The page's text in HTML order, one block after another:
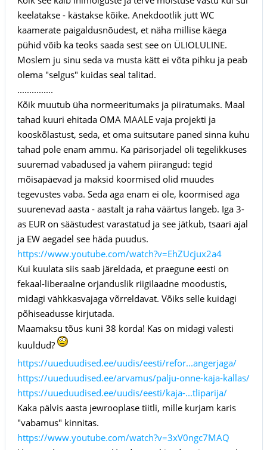
keelatakse - kästakse kõike. Anekdootlik jutt WC
kaamerate paigaldusnõudest, et näha millise käega
pühid võib ka teoks saada sest see on ÜLIOLULINE.
Moslem ju sinu seda va musta kätt ei võta pihku ja peab
olema "selgus" kuidas seal talitad.
...............
Kõik muutub üha normeeritumaks ja piiratumaks. Maal
tahad kuuri ehitada OMA MAALE vaja projekti ja
kooskõlastust, seda, et oma suitsutare paned sinna kuhu
tahad pole enam ammu. Ka pärisorjadel oli tegelikkuses
suuremad vabadused ja vähem piirangud: tegid
mõisapäevad ja maksid koormised olid muudes
tegevustes vaba. Seda aga enam ei ole, koormised aga
suurenevad aasta - aastalt ja raha väärtus langeb. Iga 3-
as EUR on säästudest varastatud ja see jätkub, tsaari ajal
ja EW aegadel see häda puudus.
https://www.youtube.com/watch?v=EhZUcjux2a4
Kui kuulata siis saab järeldada, et praegune eesti on
fekaal-liberaalne orjanduslik riigilaadne moodustis,
midagi vähkkasvajaga võrreldavat. Võiks selle kuidagi
põhiseadusse kirjutada.
Maamaksu tõus kuni 38 korda! Kas on midagi valesti
kuuldud?
https://uueduudised.ee/uudis/eesti/refor...angerjaga/
https://uueduudised.ee/arvamus/palju-onne-kaja-kallas/
https://uueduudised.ee/uudis/eesti/kaja-...tliparija/
Kaka pälvis aasta jewrooplase tiitli, mille kurjam karis
"vabamus" kinnitas.
https://www.youtube.com/watch?v=3xV0ngc7MAQ